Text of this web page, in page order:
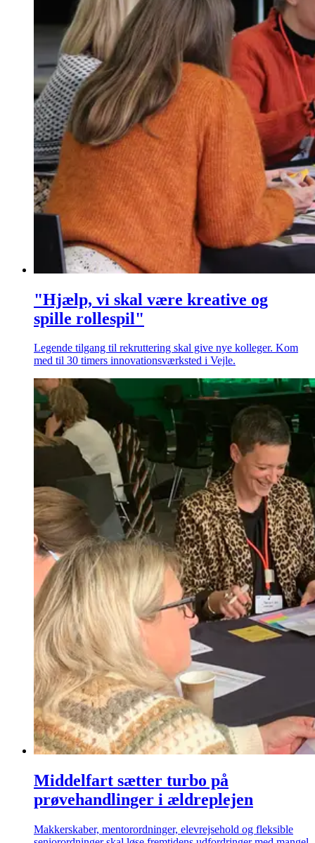
"Hjælp, vi skal være kreative og
spille rollespil"
Legende tilgang til rekruttering skal give nye kolleger. Kom
med til 30 timers innovationsværksted i Vejle.
Middelfart sætter turbo på
prøvehandlinger i ældreplejen
Makkerskaber, mentorordninger, elevrejsehold og fleksible